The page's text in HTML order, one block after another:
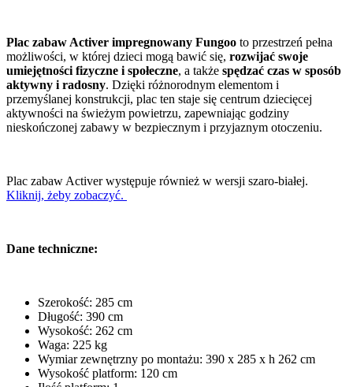
Plac zabaw Activer impregnowany Fungoo to przestrzeń pełna
możliwości, w której dzieci mogą bawić się, rozwijać swoje
umiejętności fizyczne i społeczne, a także spędzać czas w sposób
aktywny i radosny. Dzięki różnorodnym elementom i
przemyślanej konstrukcji, plac ten staje się centrum dziecięcej
aktywności na świeżym powietrzu, zapewniając godziny
nieskończonej zabawy w bezpiecznym i przyjaznym otoczeniu.
Plac zabaw Activer występuje również w wersji szaro-białej.
Kliknij, żeby zobaczyć.
Dane techniczne:
Szerokość: 285 cm
Długość: 390 cm
Wysokość: 262 cm
Waga: 225 kg
Wymiar zewnętrzny po montażu: 390 x 285 x h 262 cm
Wysokość platform: 120 cm